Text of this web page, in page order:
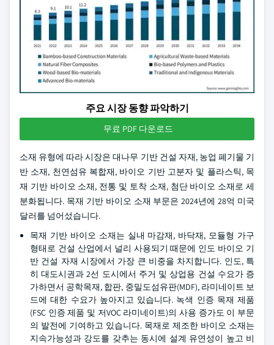
주요 시장 동향 파악하기
무료 PDF 다운로드
소재 유형에 따라 시장은 대나무 기반 건설 자재, 농업 폐기물 기
반 소재, 천연섬유 복합재, 바이오 기반 고분자 및 플라스틱, 목
재 기반 바이오 소재, 전통 및 토착 소재, 첨단 바이오 소재로 세
분화됩니다. 목재 기반 바이오 소재 부문은 2024년에 28억 미국
달러를 넘어섰습니다.
목재 기반 바이오 소재는 실내 마감재, 바닥재, 모듈형 가구
형태로 건설 산업에서 널리 사용되기 때문에 인도 바이오 기
반 건설 자재 시장에서 가장 큰 비중을 차지합니다. 인도, 특
히 대도시권과 2선 도시에서 주거 및 상업용 건설 수요가 증
가하면서 공학목재, 합판, 중밀도섬유판(MDF), 라미네이트 보
드에 대한 수요가 높아지고 있습니다. 녹색 인증 목재 제품
(FSC 인증 제품 및 저VOC 라미네이트)의 사용 증가도 이 부문
의 발전에 기여하고 있습니다. 목재로 제조한 바이오 소재는
지속가능성과 강도를 갖추는 동시에 설계 유연성이 높고 비